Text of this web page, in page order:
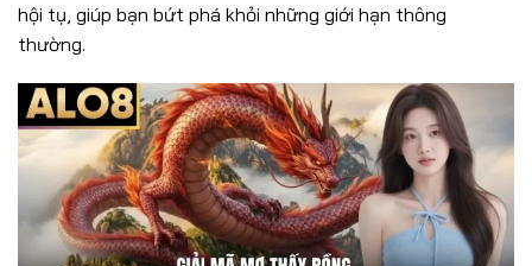
hội tụ, giúp bạn bứt phá khỏi những giới hạn thông
thường.